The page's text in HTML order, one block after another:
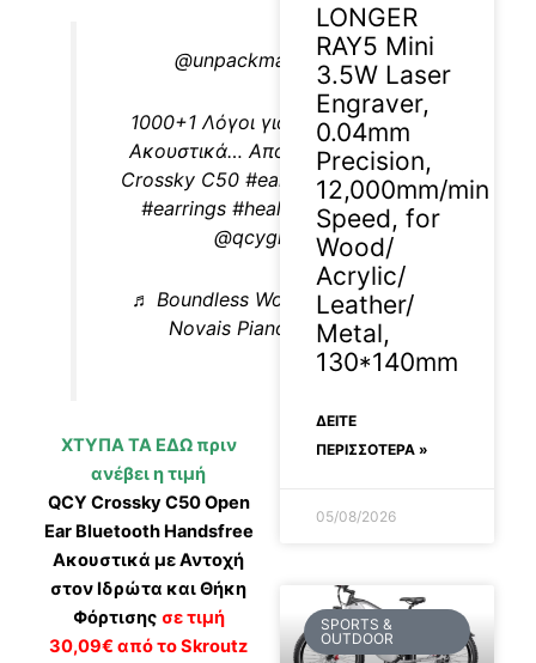
@unpackman.review
1000+1 Λόγοι για τα “Υγιεινά”
Ακουστικά… Από Ελλάδα CQY
Crossky C50 #earphones #open
#earrings #healthy
#foryour
@qcyglobal
♬ Boundless Worship – Josué
Novais Piano Worship
ΧΤΥΠΑ ΤΑ ΕΔΩ πριν
ανέβει η τιμή
QCY Crossky C50 Open
Ear Bluetooth Handsfree
Ακουστικά με Αντοχή
στον Ιδρώτα και Θήκη
Φόρτισης σε τιμή
30,09€ από το Skroutz
LONGER
RAY5 Mini
3.5W Laser
Engraver,
0.04mm
Precision,
12,000mm/min
Speed, for
Wood/
Acrylic/
Leather/
Metal,
130*140mm
ΔΕΊΤΕ
ΠΕΡΙΣΣΟΤΕΡΑ »
05/08/2026
SPORTS &
OUTDOOR